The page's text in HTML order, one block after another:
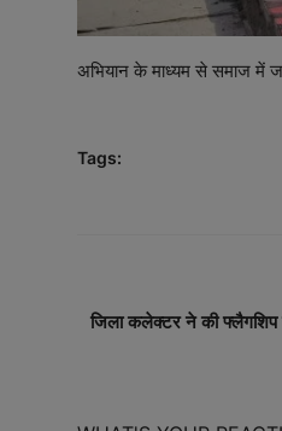
अभियान के माध्यम से समाज में
Tags:
जिला कलेक्टर ने की फ्लैगशिप